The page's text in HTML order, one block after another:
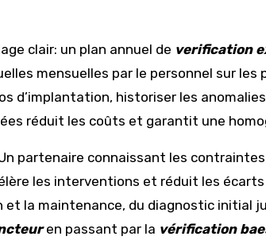
clair: un plan annuel de verification
mensuelles par le personnel sur
d’implantation, historiser les
réduit les coûts et garantit une
partenaire connaissant les
les interventions et réduit les
la maintenance, du diagnostic initial
en passant par la vérification